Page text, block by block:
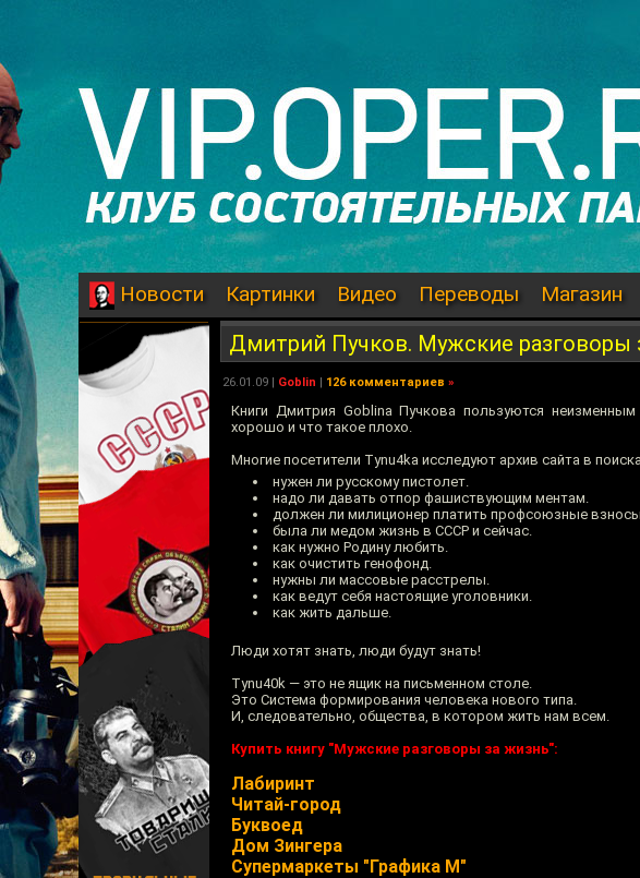
Новости Картинки Видео Переводы Магазин
Дмитрий Пучков. Мужские разговоры
26.01.09 | Goblin | 126 комментариев »
Книги Дмитрия Goblina Пучкова пользуются
хорошо и что такое плохо.
Многие посетители Tynu4ka исследуют архив сайта в
нужен ли русскому пистолет.
надо ли давать отпор фашиствующим ментам.
должен ли милиционер платить профсоюзные
была ли медом жизнь в СССР и сейчас.
как нужно Родину любить.
как очистить генофонд.
нужны ли массовые расстрелы.
как ведут себя настоящие уголовники.
как жить дальше.
Люди хотят знать, люди будут знать!
Tynu40k — это не ящик на письменном столе.
Это Система формирования человека нового типа.
И, следовательно, общества, в котором жить нам всем.
Купить книгу "Мужские разговоры за жизнь":
Лабиринт
Читай-город
Буквоед
Дом Зингера
Супермаркеты "Графика М"